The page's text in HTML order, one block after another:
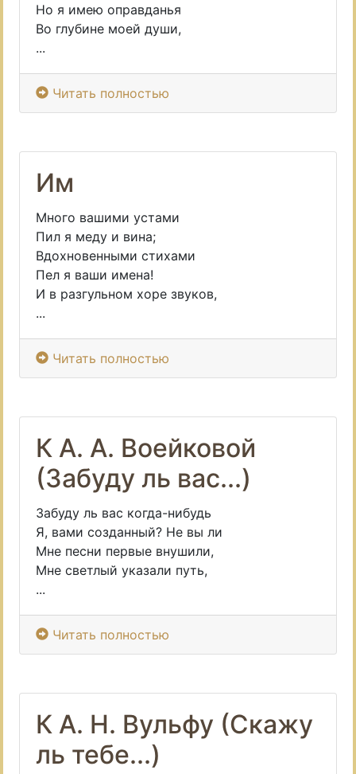
Но я имею оправданья
Во глубине моей души,
...
Читать полностью
Им
Много вашими устами
Пил я меду и вина;
Вдохновенными стихами
Пел я ваши имена!
И в разгульном хоре звуков,
...
Читать полностью
К А. А. Воейковой
(Забуду ль вас...)
Забуду ль вас когда-нибудь
Я, вами созданный? Не вы ли
Мне песни первые внушили,
Мне светлый указали путь,
...
Читать полностью
К А. Н. Вульфу (Скажу
ль тебе...)